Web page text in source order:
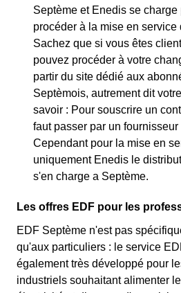
Septème et Enedis se charge
procéder à la mise en service
Sachez que si vous êtes
pouvez procéder à votre
partir du site dédié aux
Septèmois, autrement dit
savoir : Pour souscrire un
faut passer par un fournisseur
Cependant pour la mise en
uniquement Enedis le
s'en charge a Septème.
Les offres EDF pour les
EDF Septème n'est pas
qu'aux particuliers : le service
également très développé pour
industriels souhaitant alimenter